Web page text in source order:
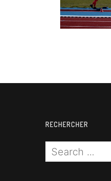
RECHERCHER